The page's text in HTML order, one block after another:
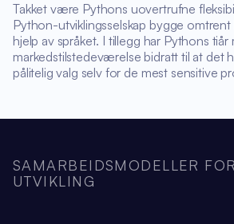
Takket være Pythons uovertrufne
Python-utviklingsselskap bygge
hjelp av språket. I tillegg har Pythons tiår
markedstilstedeværelse bidratt til at det
pålitelig valg selv for de mest sensitive
SAMARBEIDSMODELLER
UTVIKLING